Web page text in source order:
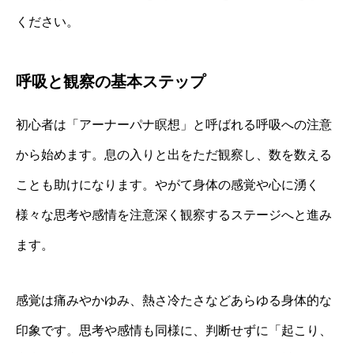
ください。
呼吸と観察の基本ステップ
初心者は「アーナーパナ瞑想」と呼ばれる呼吸への注意
から始めます。息の入りと出をただ観察し、数を数える
ことも助けになります。やがて身体の感覚や心に湧く
様々な思考や感情を注意深く観察するステージへと進み
ます。
感覚は痛みやかゆみ、熱さ冷たさなどあらゆる身体的な
印象です。思考や感情も同様に、判断せずに「起こり、